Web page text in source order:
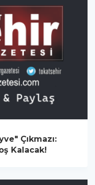
Çıkmazı:
Kalacak!